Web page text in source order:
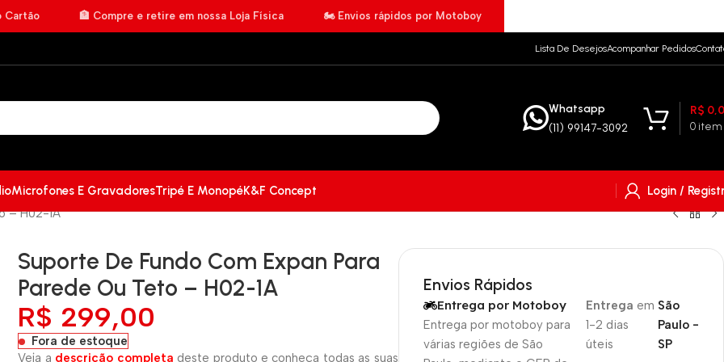
Lista De DesejosAcompanhar Pedidos
Whatsapp
(11) 99147-3092 0 item
R$
Microfones E GravadoresTripé E MonopéK&F Concept
Login /
– H02-1A
Suporte De Fundo Com Expan Para
Parede Ou Teto – H02-1A
R$ 299,00
Fora de estoque
Veja a descrição completa deste produto e conheça todas as suas
Envios Rápidos
Entrega por Motoboy
Entrega por motoboy para
várias regiões de São
Entrega em
1-2 dias
úteis
São
Paulo -
SP
Cartão 🏦 Compre e retire em nossa Loja Física 🏍️ Envios rápidos por Motoboy